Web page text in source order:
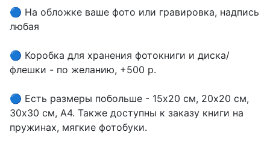
🔵 На обложке ваше фото или гравировка, надпись
любая
🔵 Коробка для хранения фотокниги и диска/
флешки - по желанию, +500 р.
🔵 Есть размеры побольше - 15х20 см, 20х20 см,
30х30 см, А4. Также доступны к заказу книги на
пружинах, мягкие фотобуки.